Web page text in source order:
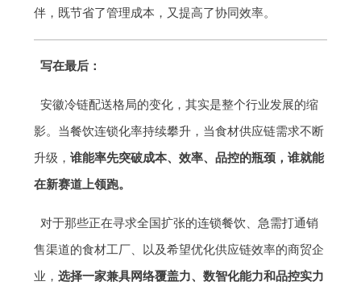
伴，既节省了管理成本，又提高了协同效率。
写在最后：
安徽冷链配送格局的变化，其实是整个行业发展的缩
影。当餐饮连锁化率持续攀升，当食材供应链需求不断
升级，谁能率先突破成本、效率、品控的瓶颈，谁就能
在新赛道上领跑。
对于那些正在寻求全国扩张的连锁餐饮、急需打通销
售渠道的食材工厂、以及希望优化供应链效率的商贸企
业，选择一家兼具网络覆盖力、数智化能力和品控实力